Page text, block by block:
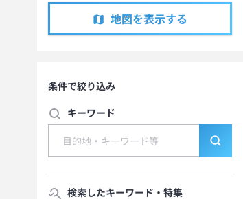
地図を表示する
条件で絞り込み
キーワード
検索したキーワード・特集